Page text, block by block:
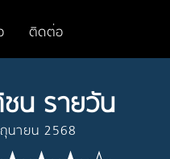
ติดต่อ
น รายวัน
นายน 2568